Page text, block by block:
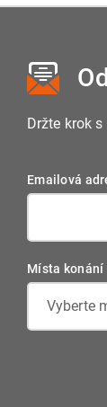
Držte krok
Emailová
Místa konání
Vyberte